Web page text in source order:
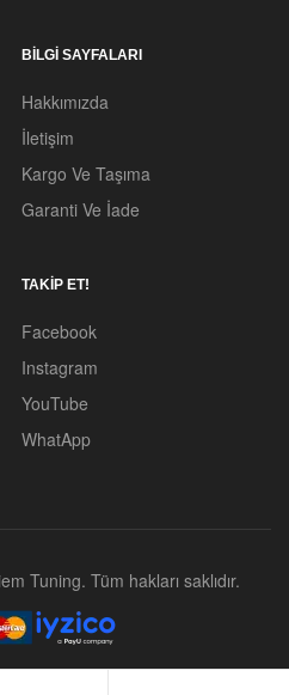
BILGI SAYFALARI
Hakkımızda
İletişim
Kargo Ve Taşıma
Garanti Ve İade
TAKİP ET!
Facebook
Instagram
YouTube
WhatApp
Tuning. Tüm hakları saklıdır.